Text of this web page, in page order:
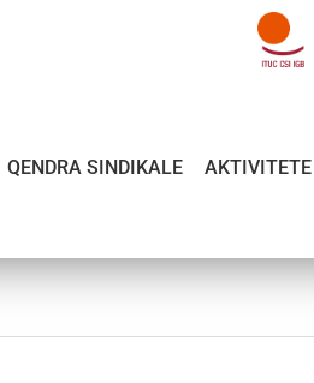
QENDRA SINDIKALE AKTIVITETE